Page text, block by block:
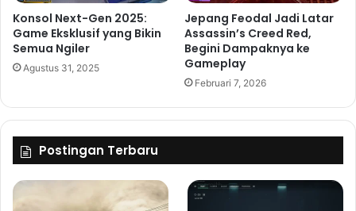
Konsol Next-Gen 2025:
Game Eksklusif yang Bikin
Semua Ngiler
Agustus 31, 2025
Jepang Feodal Jadi Latar
Assassin’s Creed Red,
Begini Dampaknya ke
Gameplay
Februari 7, 2026
Postingan Terbaru